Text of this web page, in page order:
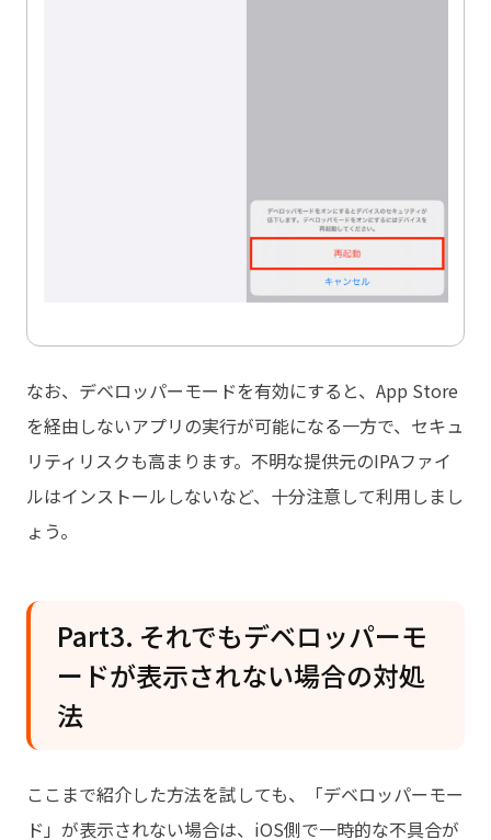
なお、デベロッパーモードを有効にすると、App Store
を経由しないアプリの実行が可能になる一方で、セキュ
リティリスクも高まります。不明な提供元のIPAファイ
ルはインストールしないなど、十分注意して利用しまし
ょう。
Part3. それでもデベロッパーモ
ードが表示されない場合の対処
法
ここまで紹介した方法を試しても、「デベロッパーモー
ド」が表示されない場合は、iOS側で一時的な不具合が